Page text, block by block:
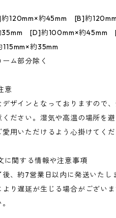
120mm×約45mm [B]約
35mm [D]約100mm×約45mm
約35mm
ム部分除く
意
ザインとなっておりますので
ださい。湿気や高温の場所を
用いただけるよう心掛けてくだ
関する情報や注意事項
、約7営業日以内に発送いたし
り遅延が生じる場合がござい